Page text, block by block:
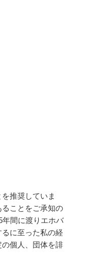
推奨していま
ことをご承知の
年間に渡りエホバ
に至った私の経
個人、団体を誹